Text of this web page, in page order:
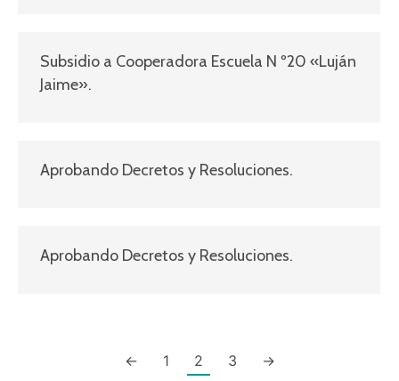
Subsidio a Cooperadora Escuela N º20 «Luján
Jaime».
Aprobando Decretos y Resoluciones.
Aprobando Decretos y Resoluciones.
← 1 2 3 →